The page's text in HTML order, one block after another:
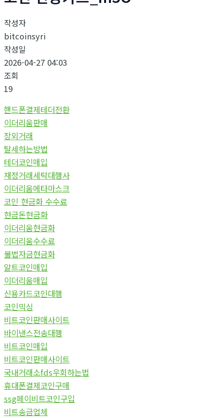
작성자
bitcoinsyri
작성일
2026-04-27 04:03
조회
19
핸드폰결제테더전환
이더리움판매
장외거래
탈세하는방법
테더코인매입
재정거래세탁대행사
이더리움메타마스크
코인 현금화 수수료
현금돈현금화
이더리움현금화
이더리움수수료
불법자금현금화
알트코인매입
이더리움매입
신용카드코인대행
코인믹싱
비트코인판매사이트
바이낸스전송대행
비트코인매입
비트코인판매사이트
국내거래소fds우회하는법
휴대폰결제코인구매
ssg페이비트코인구입
비트송금업체